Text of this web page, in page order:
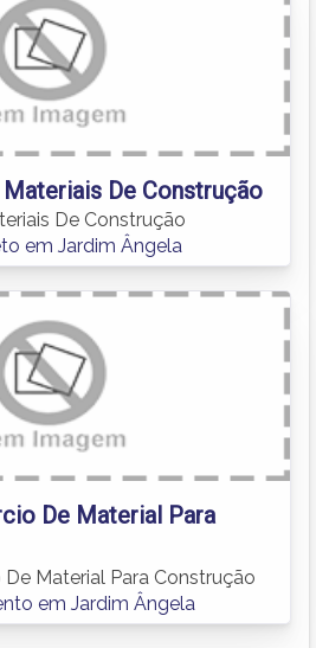
De Construção
De Construção
em Jardim Ângela
De Material Para
Material Para Construção
em Jardim Ângela